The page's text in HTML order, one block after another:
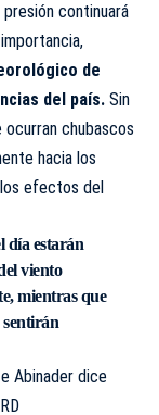
presión continuará
de
del país. Sin
chubascos
hacia los
efectos del
día estarán
viento
mientras que
sentirán
Abinader dice